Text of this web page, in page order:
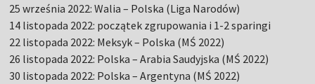
25 września 2022: Walia – Polska (Liga Narodów)
14 listopada 2022: początek zgrupowania i 1-2 sparingi
22 listopada 2022: Meksyk – Polska (MŚ 2022)
26 listopada 2022: Polska – Arabia Saudyjska (MŚ 2022)
30 listopada 2022: Polska – Argentyna (MŚ 2022)